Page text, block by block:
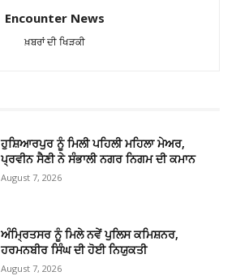
Encounter News
ਖ਼ਬਰਾਂ ਦੀ ਖਿੜਕੀ
ਹੁਸ਼ਿਆਰਪੁਰ ਨੂੰ ਮਿਲੀ ਪਹਿਲੀ ਮਹਿਲਾ ਮੇਅਰ,
ਪ੍ਰਵੀਨ ਸੈਣੀ ਨੇ ਸੰਭਾਲੀ ਨਗਰ ਨਿਗਮ ਦੀ ਕਮਾਨ
August 7, 2026
ਅੰਮ੍ਰਿਤਸਰ ਨੂੰ ਮਿਲੇ ਨਵੇਂ ਪੁਲਿਸ ਕਮਿਸ਼ਨਰ,
ਹਰਮਨਬੀਰ ਸਿੰਘ ਦੀ ਹੋਈ ਨਿਯੁਕਤੀ
August 7, 2026